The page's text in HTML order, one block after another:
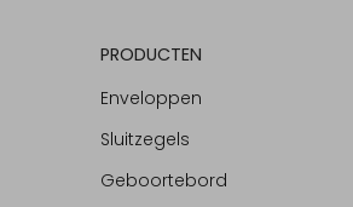
PRODUCTEN
Enveloppen
Sluitzegels
Geboortebord